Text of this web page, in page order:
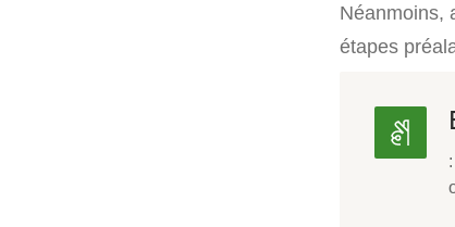
Néanmoins,
étapes